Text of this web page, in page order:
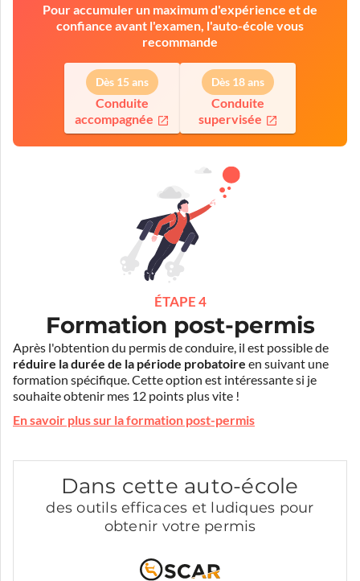
Pour accumuler un maximum d'expérience et de
confiance avant l'examen, l'auto-école vous
recommande
Dès 15 ans
Conduite
accompagnée
Dès 18 ans
Conduite
supervisée
ÉTAPE 4
Formation post-permis
Après l'obtention du permis de conduire, il est possible de
réduire la durée de la période probatoire en suivant une
formation spécifique. Cette option est intéressante si je
souhaite obtenir mes 12 points plus vite !
En savoir plus sur la formation post-permis
Dans cette auto-école
des outils efficaces et ludiques pour
obtenir votre permis